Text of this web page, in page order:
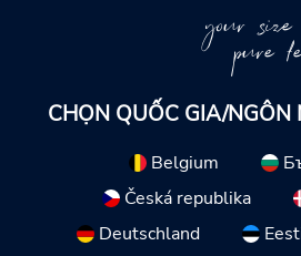
your size
pure
CHỌN QUỐC GIA/NGÔN
Belgium
Česká republika
Deutschland